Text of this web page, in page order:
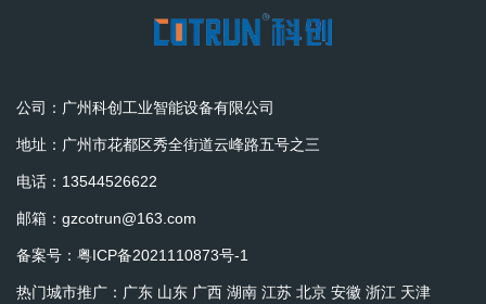
公司：广州科创工业智能设备有限公司
地址：广州市花都区秀全街道云峰路五号之三
电话：13544526622
邮箱：gzcotrun@163.com
备案号： 粤ICP备2021110873号-1
热门城市推广： 广东 山东 广西 湖南 江苏 北京 安徽 浙江 天津